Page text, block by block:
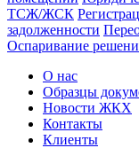
ТСЖ/ЖСК
задолженности
Оспаривание
О нас
Образцы
Новости ЖКХ
Контакты
Клиенты